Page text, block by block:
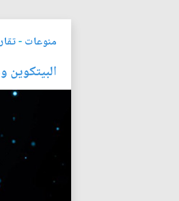
منوعات -
البيتكوين